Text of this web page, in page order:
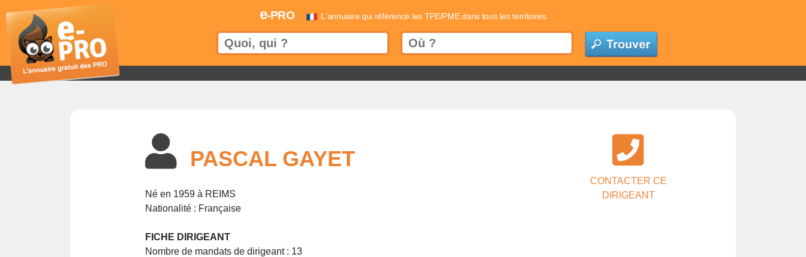
e-PRO L'annuaire qui référence les TPE/PME dans tous les territoires
PASCAL GAYET
Né en 1959 à REIMS
Nationalité : Française
FICHE DIRIGEANT
Nombre de mandats de dirigeant : 13
CONTACTER CE
DIRIGEANT